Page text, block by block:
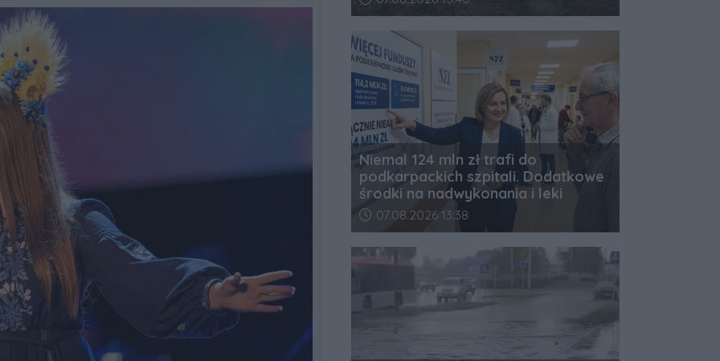
Niemal 124 mln zł trafi do
podkarpackich szpitali. Dodatkowe
środki na nadwykonania i leki
Data dodania artykułu:
07.08.2026 13:38